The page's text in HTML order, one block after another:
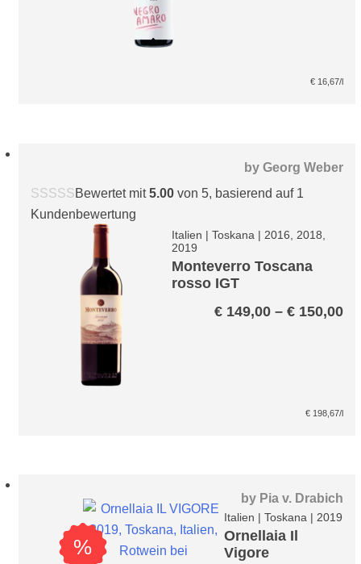
€ 16,67/l
byGeorg Weber
Bewertet mit5.00von 5, basierend auf 1
Kundenbewertung
Italien | Toskana| 2016, 2018,
2019
Monteverro Toscana
rosso IGT
€ 149,00 –€ 150,00
€ 198,67/l
by Pia v. Drabich
%
Italien | Toskana| 2019
Ornellaia Il
Vigore